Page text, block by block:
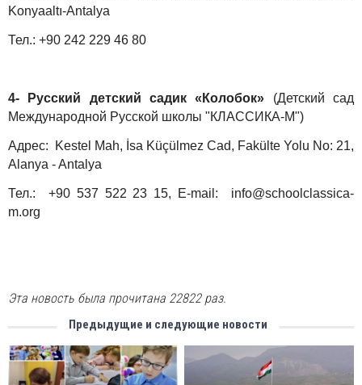
Konyaaltı-Antalya
Тел.: +90 242 229 46 80
4- Русский детский садик «Колобок» (Детский сад
Международной Русской школы "КЛАССИКА-М")
Адрес: Kestel Mah, İsa Küçülmez Cad, Fakülte Yolu No: 21,
Alanya - Antalya
Тел.: +90 537 522 23 15, E-mail: info@schoolclassica-
m.org
Эта новость была прочитана 22822 раз.
Предыдущие и следующие новости